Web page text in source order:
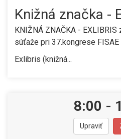
Knižná značka -
KNIŽNÁ ZNAČKA -
súťaže pri 37.kongrese
Exlibris (knižná...
8:00 -
Upraviť